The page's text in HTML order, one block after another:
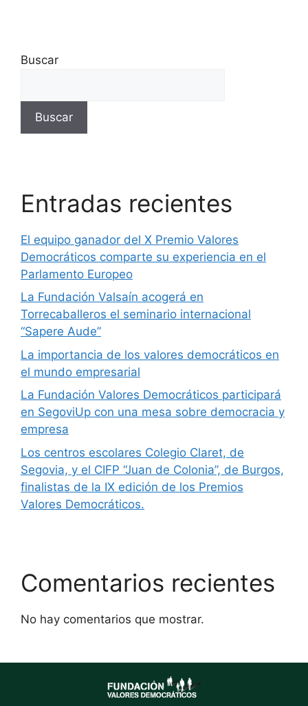
Buscar
Buscar
Entradas recientes
El equipo ganador del X Premio Valores
Democráticos comparte su experiencia en el
Parlamento Europeo
La Fundación Valsaín acogerá en
Torrecaballeros el seminario internacional
“Sapere Aude”
La importancia de los valores democráticos en
el mundo empresarial
La Fundación Valores Democráticos participará
en SegoviUp con una mesa sobre democracia y
empresa
Los centros escolares Colegio Claret, de
Segovia, y el CIFP “Juan de Colonia”, de Burgos,
finalistas de la IX edición de los Premios
Valores Democráticos.
Comentarios recientes
No hay comentarios que mostrar.